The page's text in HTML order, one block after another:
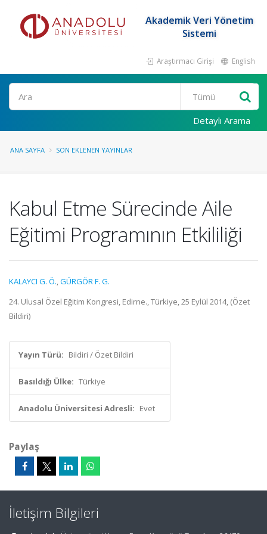
Akademik Veri Yönetim
Sistemi
Araştırmacı Girişi English
Ara
Detaylı Arama
ANA SAYFA SON EKLENEN YAYINLAR
Kabul Etme Sürecinde Aile
Eğitimi Programının Etkililiği
KALAYCI G. Ö.,GÜRGÖR F. G.
24. Ulusal Özel Eğitim Kongresi, Edirne., Türkiye, 25 Eylül 2014, (Özet
Bildiri)
Yayın Türü: Bildiri / Özet Bildiri
Basıldığı Ülke: Türkiye
Anadolu Üniversitesi Adresli: Evet
Paylaş
İletişim Bilgileri